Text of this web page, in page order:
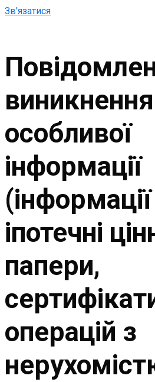
Зв'язатися
виникнення
особливої
інформації
іпотечні
папери,
операцій з